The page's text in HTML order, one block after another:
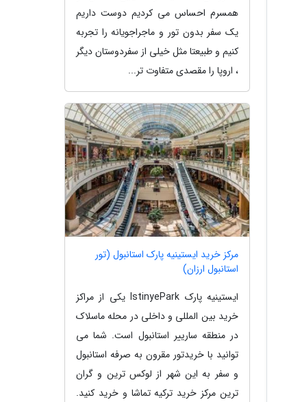
همسرم احساس می کردیم دوست داریم
یک سفر بدون تور و ماجراجویانه را تجربه
کنیم و طبیعتا مثل خیلی از سفردوستان دیگر
، اروپا را مقصدی متفاوت تر...
مرکز خرید ایستینیه پارک استانبول (تور
استانبول ارزان)
ایستینیه پارک IstinyePark یکی از مراکز
خرید بین المللی و داخلی در محله ماسلاک
در منطقه سارییر استانبول است. شما می
توانید با خریدتور مقرون به صرفه استانبول
و سفر به این شهر از لوکس ترین و گران
ترین مرکز خرید ترکیه تماشا و خرید کنید.